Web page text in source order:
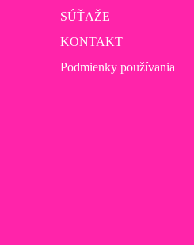
SÚŤAŽE
KONTAKT
Podmienky používania